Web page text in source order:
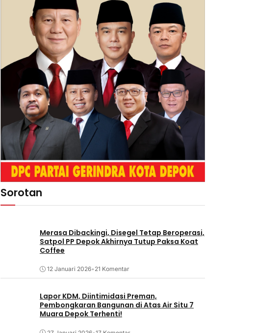
Sorotan
Merasa Dibackingi, Disegel Tetap Beroperasi,
Satpol PP Depok Akhirnya Tutup Paksa Koat
Coffee
12 Januari 2026• 21 Komentar
Lapor KDM, Diintimidasi Preman,
Pembongkaran Bangunan di Atas Air Situ 7
Muara Depok Terhenti!